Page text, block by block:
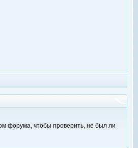
форума, чтобы проверить, не был ли